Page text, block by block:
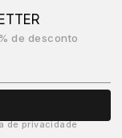
de desconto
de privacidade